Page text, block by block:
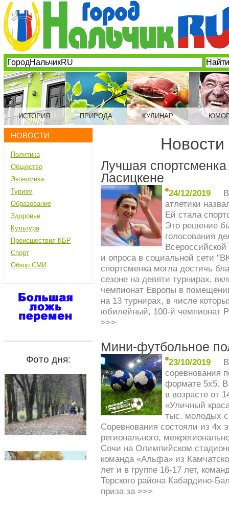
ИСТОРИЯ ПРИРОДА КУЛИНАР
НОВОСТИ
Политика
Общество
Экономика
Туризм
Образование
Здоровье
Культура
Происшествия КБР
Спорт
Обзор СМИ
Фото дня:
Лучшая
Ласицкене
24/12/2019
атлетики
Ей стала
Это решение
голосования
и опроса в социальной сети
спортсменка могла достичь
сезоне на девяти турнирах,
чемпионат Европы в
на 13 турнирах, в числе
юбилейный, 100-й чемпионат
>>>
Мини-футбольное
23/10/2019
соревнования
формате 5х5.
в возрасте от
«Уличный
тыс. молодых
Соревнования состояли из 4х
регионального,
Сочи на Олимпийском
команда «Альфа» из
лет и в группе 16-17 лет,
Терского района Кабардино-
приза за>>>